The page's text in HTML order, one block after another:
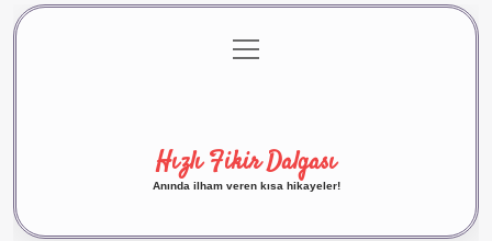
Gizlilik Politikası
menüyü
aç
Hızlı Fikir Dalgası
Anında ilham veren kısa hikayeler!